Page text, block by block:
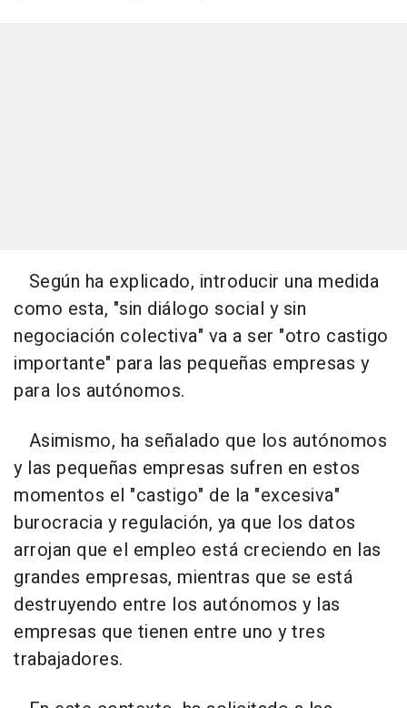
Según ha explicado, introducir una medida
como esta, "sin diálogo social y sin
negociación colectiva" va a ser "otro castigo
importante" para las pequeñas empresas y
para los autónomos.
Asimismo, ha señalado que los autónomos
y las pequeñas empresas sufren en estos
momentos el "castigo" de la "excesiva"
burocracia y regulación, ya que los datos
arrojan que el empleo está creciendo en las
grandes empresas, mientras que se está
destruyendo entre los autónomos y las
empresas que tienen entre uno y tres
trabajadores.